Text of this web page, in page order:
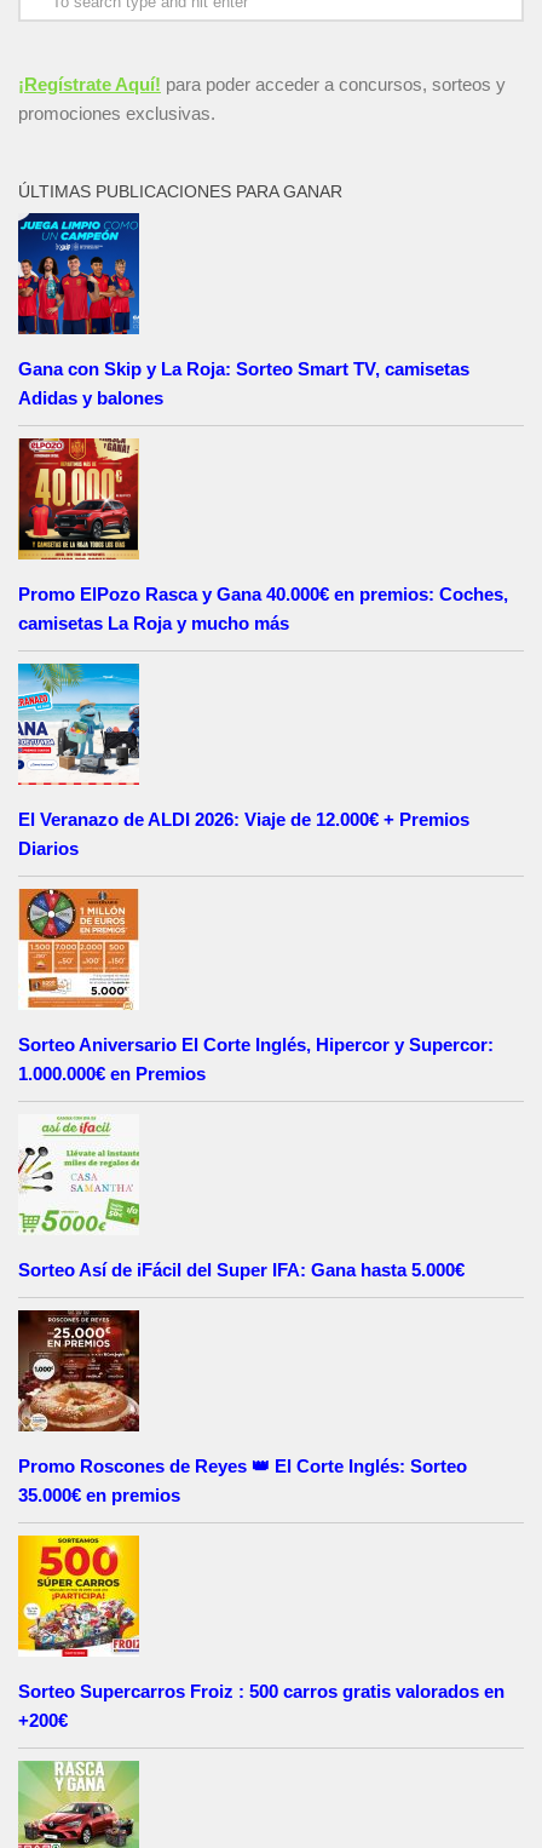
¡Regístrate Aquí! para poder acceder a concursos, sorteos y
promociones exclusivas.
ÚLTIMAS PUBLICACIONES PARA GANAR
Gana con Skip y La Roja: Sorteo Smart TV, camisetas
Adidas y balones
Promo ElPozo Rasca y Gana 40.000€ en premios: Coches,
camisetas La Roja y mucho más
El Veranazo de ALDI 2026: Viaje de 12.000€ + Premios
Diarios
Sorteo Aniversario El Corte Inglés, Hipercor y Supercor:
1.000.000€ en Premios
Sorteo Así de iFácil del Super IFA: Gana hasta 5.000€
Promo Roscones de Reyes 👑 El Corte Inglés: Sorteo
35.000€ en premios
Sorteo Supercarros Froiz : 500 carros gratis valorados en
+200€